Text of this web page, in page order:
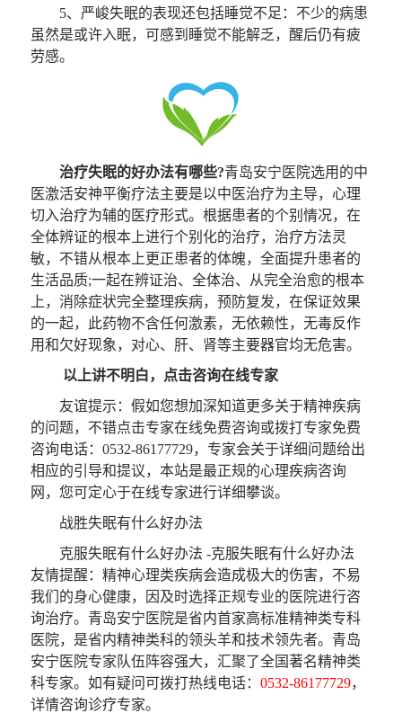
5、严峻失眠的表现还包括睡觉不足：不少的病患
虽然是或许入眠，可感到睡觉不能解乏，醒后仍有疲
劳感。
治疗失眠的好办法有哪些?青岛安宁医院选用的中
医激活安神平衡疗法主要是以中医治疗为主导，心理
切入治疗为辅的医疗形式。根据患者的个别情况，在
全体辨证的根本上进行个别化的治疗，治疗方法灵
敏，不错从根本上更正患者的体魄，全面提升患者的
生活品质;一起在辨证治、全体治、从完全治愈的根本
上，消除症状完全整理疾病，预防复发，在保证效果
的一起，此药物不含任何激素，无依赖性，无毒反作
用和欠好现象，对心、肝、肾等主要器官均无危害。
以上讲不明白，点击咨询在线专家
友谊提示：假如您想加深知道更多关于精神疾病
的问题，不错点击专家在线免费咨询或拨打专家免费
咨询电话：0532-86177729，专家会关于详细问题给出
相应的引导和提议，本站是最正规的心理疾病咨询
网，您可定心于在线专家进行详细攀谈。
战胜失眠有什么好办法
克服失眠有什么好办法 -克服失眠有什么好办法
友情提醒 ：精神心理类疾病会造成极大的伤害，不易
我们的身心健康，因及时选择正规专业的医院进行咨
询治疗。青岛安宁医院是省内首家高标准精神类专科
医院，是省内精神类科的领头羊和技术领先者。青岛
安宁医院专家队伍阵容强大，汇聚了全国著名精神类
科专家。如有疑问可拨打热线电话：0532-86177729，
详情咨询诊疗专家。